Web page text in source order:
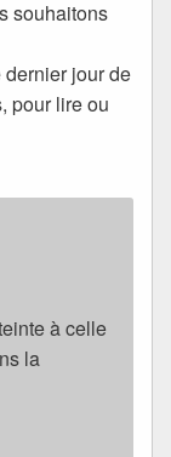
souhaitons
jour de
pour lire ou
à celle
la